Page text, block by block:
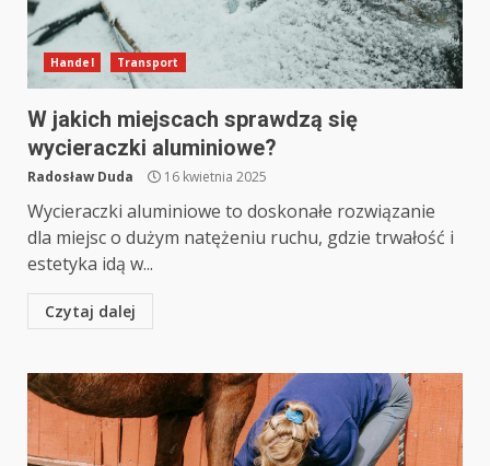
Handel Transport
W jakich miejscach sprawdzą się
wycieraczki aluminiowe?
Radosław Duda 16 kwietnia 2025
Wycieraczki aluminiowe to doskonałe rozwiązanie
dla miejsc o dużym natężeniu ruchu, gdzie trwałość i
estetyka idą w...
Czytaj dalej